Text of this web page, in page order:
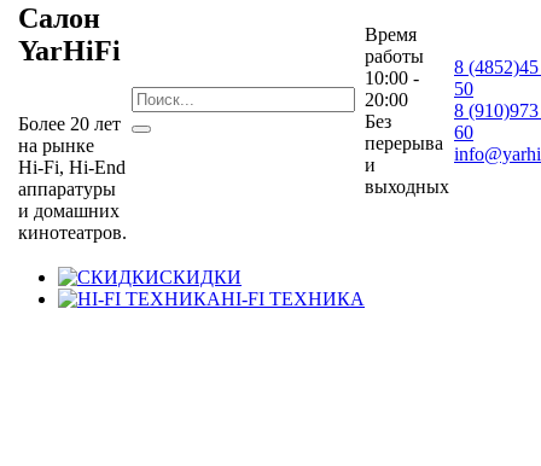
Салон
YarHiFi
Более 20 лет
на рынке
Hi-Fi, Hi-End
аппаратуры
и домашних
кинотеатров.
Время
работы
10:00 -
20:00
Без
перерыва
и
выходных
8
50
8
60
СКИДКИ
HI-FI ТЕХНИКА